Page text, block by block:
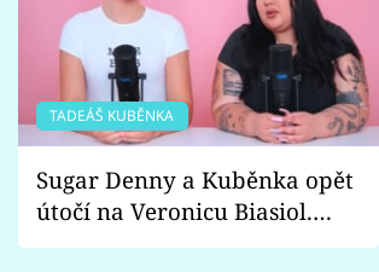
TADEÁŠ KUBĚNKA
Sugar Denny a Kuběnka opět
útočí na Veronicu Biasiol.
Proč je podle nich falešná a